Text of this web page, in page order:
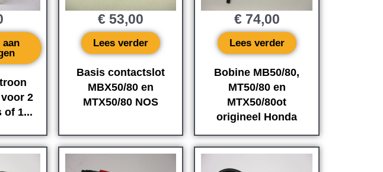
2
of 1...
aan
Basis contactslot
MBX50/80 en
MTX50/80 NOS
€ 53,00
Lees verder
Bobine MB50/80,
MT50/80 en
MTX50/80ot
origineel Honda
€74,00
Lees verder